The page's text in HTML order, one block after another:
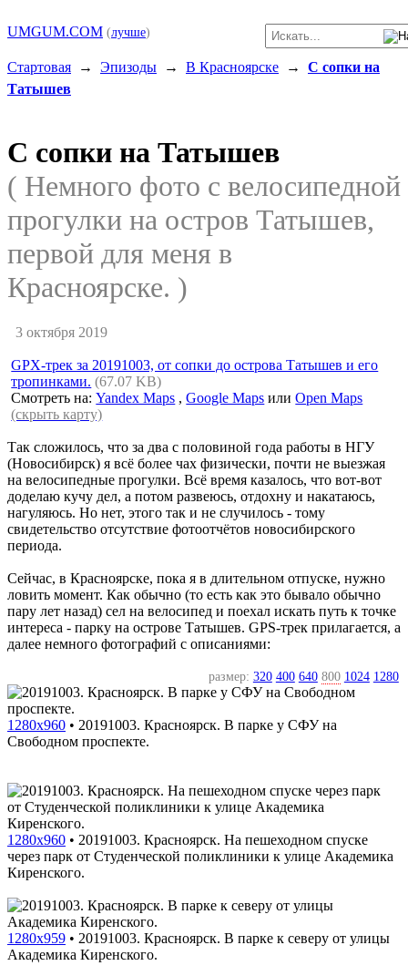
UMGUM.COM (лучше)
Стартовая → Эпизоды → В Красноярске → С сопки на
Татышев
С сопки на Татышев
( Немного фото с велосипедной
прогулки на остров Татышев,
первой для меня в
Красноярске. )
3 октября 2019
GPX-трек за 20191003, от сопки до острова Татышев и его
тропинками. (67.07 KB)
Смотреть на:Yandex Maps ,Google Maps илиOpen Maps
(скрыть карту)
Так сложилось, что за два с половиной года работы в НГУ
(Новосибирск) я всё более чах физически, почти не выезжая
на велосипедные прогулки. Всё время казалось, что вот-вот
доделаю кучу дел, а потом развеюсь, отдохну и накатаюсь,
нагуляюсь. Но нет, этого так и не случилось - тому
свидетельство отсутствие фотоотчётов новосибирского
периода.
Сейчас, в Красноярске, пока я в длительном отпуске, нужно
ловить момент. Как обычно (то есть как это бывало обычно
пару лет назад) сел на велосипед и поехал искать путь к точке
интереса - парку на острове Татышев. GPS-трек прилагается, а
далее немного фотографий с описаниями:
размер: 320 400 640 800 1024 1280
1280x960 • 20191003. Красноярск. В парке у СФУ на
Свободном проспекте.
1280x960 • 20191003. Красноярск. На пешеходном спуске
через парк от Студенческой поликлиники к улице Академика
Киренского.
1280x959 • 20191003. Красноярск. В парке к северу от улицы
Академика Киренского.